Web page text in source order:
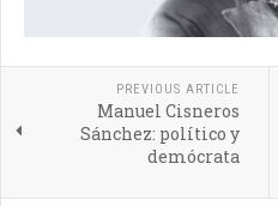
PREVIOUS ARTICLE
Manuel Cisneros
Sánchez: político y
demócrata